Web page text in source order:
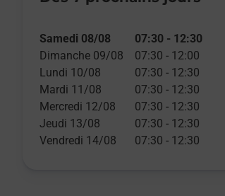
Samedi 08/08 07:30 - 12:30
Dimanche 09/08
07:30 - 12:00
Lundi 10/08
07:30 - 12:30
Mardi 11/08
07:30 - 12:30
Mercredi 12/08
07:30 - 12:30
Jeudi 13/08
07:30 - 12:30
Vendredi 14/08
07:30 - 12:30